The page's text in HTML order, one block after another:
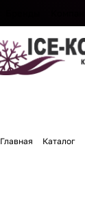
Главная Каталог